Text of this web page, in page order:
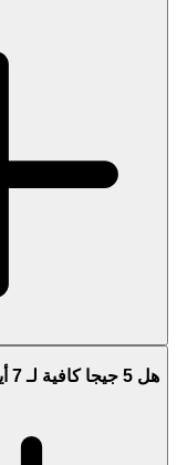
هل 5 جيجا كافية لـ 7 أيام في ألبانيا؟